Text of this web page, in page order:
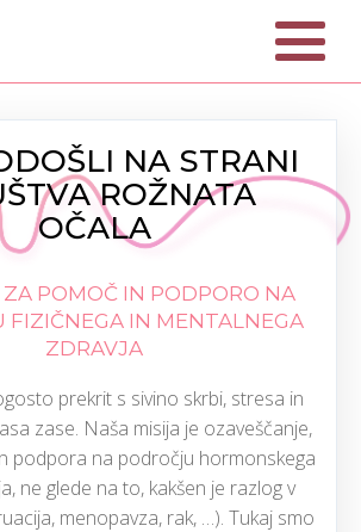
NA STRANI
ROŽNATA
OČALA
POMOČ IN PODPORO NA
FIZIČNEGA IN MENTALNEGA
ZDRAVJA
prekrit s sivino skrbi, stresa in
zase. Naša misija je ozaveščanje,
podpora na področju hormonskega
ne glede na to, kakšen je razlog v
menopavza, rak, …). Tukaj smo